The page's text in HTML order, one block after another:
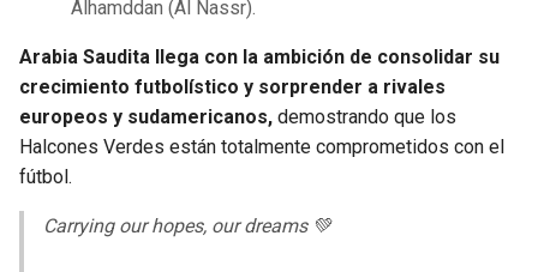
Alhamddan (Al Nassr).
Arabia Saudita llega con la ambición de consolidar su
crecimiento futbolístico y sorprender a rivales
europeos y sudamericanos, demostrando que los
Halcones Verdes están totalmente comprometidos con el
fútbol.
Carrying our hopes, our dreams 💚